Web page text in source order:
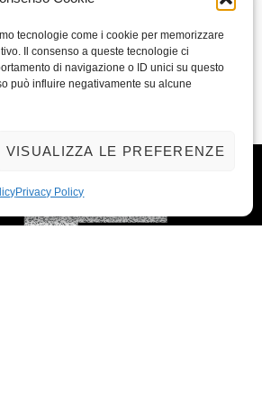
tecnologie come i cookie per memorizzare
Il consenso a queste tecnologie ci
di navigazione o ID unici su questo
può influire negativamente su alcune
VISUALIZZA LE PREFERENZE
Privacy Policy